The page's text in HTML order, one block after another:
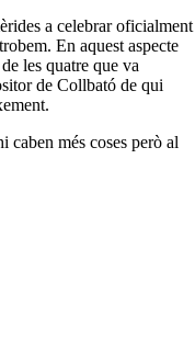
a celebrar oficialment
En aquest aspecte
les quatre que va
de Collbató de qui
caben més coses però al